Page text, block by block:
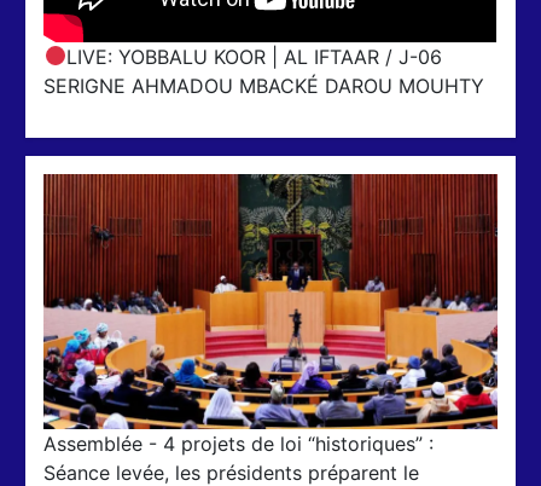
LIVE: YOBBALU KOOR | AL IFTAAR / J-06
SERIGNE AHMADOU MBACKÉ DAROU MOUHTY
Assemblée - 4 projets de loi “historiques” :
Séance levée, les présidents préparent le